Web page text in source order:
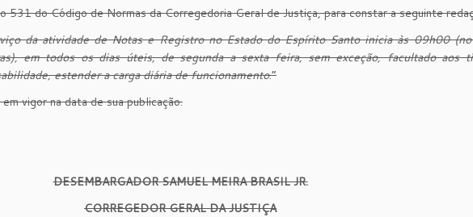
531 do Código de Normas da Corregedoria Geral de Justiça, para constar a seguinte
da atividade de Notas e Registro no Estado do Espírito Santo inicia às 09h00
em todos os dias úteis, de segunda a sexta feira, sem exceção, facultado aos
estender a carga diária de funcionamento.”
vigor na data de sua publicação.
DESEMBARGADOR SAMUEL MEIRA BRASIL JR.
CORREGEDOR GERAL DA JUSTIÇA